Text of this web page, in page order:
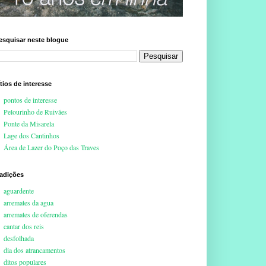
neste blogue
de interesse
pontos de interesse
Pelourinho de Ruivães
Ponte da Misarela
Lage dos Cantinhos
Área de Lazer do Poço das Traves
aguardente
arremates da agua
arremates de oferendas
cantar dos reis
desfolhada
dia dos atrancamentos
ditos populares